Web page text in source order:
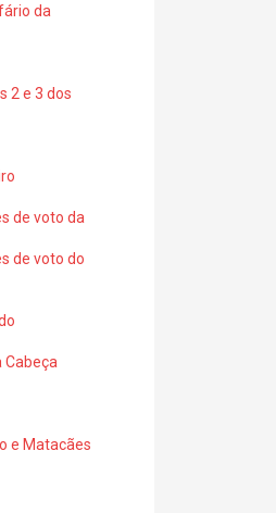
da
2 e 3 dos
de voto da
de voto do
Cabeça
e Matacães